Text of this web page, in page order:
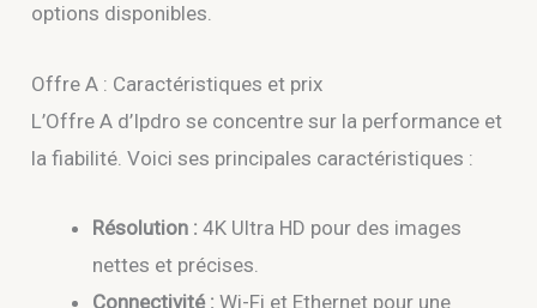
options disponibles.
Offre A : Caractéristiques et prix
L’Offre A d’Ipdro se concentre sur la performance et
la fiabilité. Voici ses principales caractéristiques :
Résolution : 4K Ultra HD pour des images
nettes et précises.
Connectivité : Wi-Fi et Ethernet pour une